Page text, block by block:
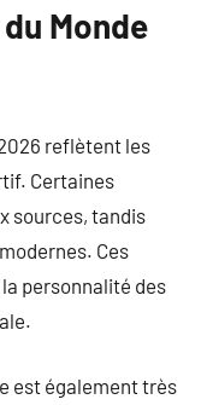
Monde
reflètent les
Certaines
sources, tandis
Ces
personnalité des
est également très